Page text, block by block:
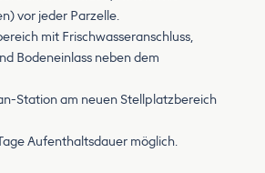
vor jeder Parzelle.
mit Frischwasseranschluss,
Bodeneinlass neben dem
Station am neuen Stellplatzbereich
Aufenthaltsdauer möglich.